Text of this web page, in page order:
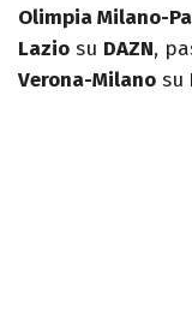
Olimpia Milano-
Lazio su DAZN,
Verona-Milano su